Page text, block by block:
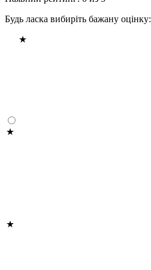
Будь ласка вибиріть бажану оцінку: